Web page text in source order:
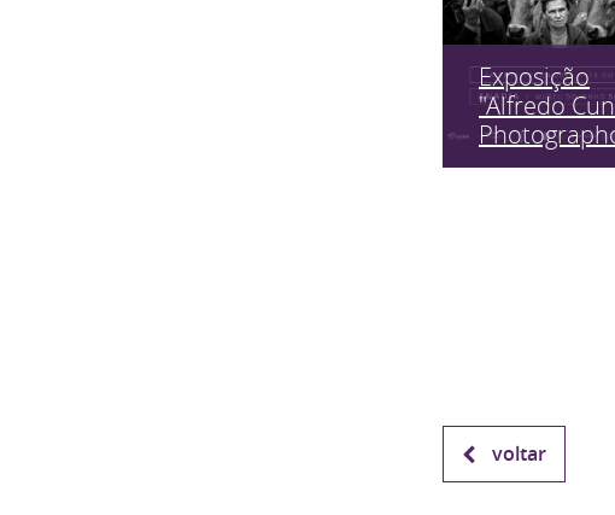
Exposição
"Alfredo
voltar